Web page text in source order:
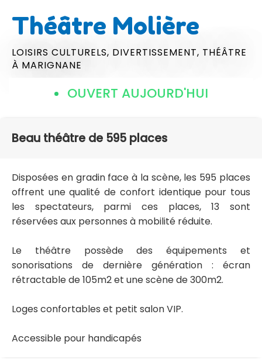
Théâtre Molière
LOISIRS CULTURELS, DIVERTISSEMENT, THÉÂTRE
À MARIGNANE
OUVERT AUJOURD'HUI
Beau théâtre de 595 places
Disposées en gradin face à la scène, les 595 places
offrent une qualité de confort identique pour tous
les spectateurs, parmi ces places, 13 sont
réservées aux personnes à mobilité réduite.
Le théâtre possède des équipements et
sonorisations de dernière génération : écran
rétractable de 105m2 et une scène de 300m2.
Loges confortables et petit salon VIP.
Accessible pour handicapés